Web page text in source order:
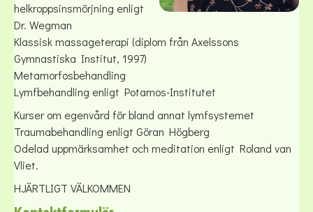
helkroppsinsmörjning enligt
Dr. Wegman
Klassisk massageterapi (diplom från Axelssons
Gymnastiska Institut, 1997)
Metamorfosbehandling
Lymfbehandling enligt Potamos-Institutet
Kurser om egenvård för bland annat lymfsystemet
Traumabehandling enligt Göran Högberg
Odelad uppmärksamhet och meditation enligt Roland van
Vliet.
HJÄRTLIGT VÄLKOMMEN